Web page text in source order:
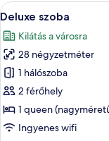
A
következő
szoba
összes
képének
megtekintése:
Deluxe
szoba
8
Deluxe szoba
Kilátás a városra
28 négyzetméter
1 hálószoba
2 férőhely
1 queen
Ingyenes wifi